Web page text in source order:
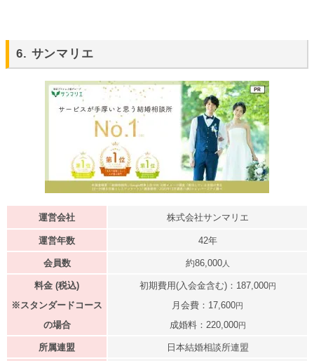
6. サンマリエ
運営会社 株式会社サンマリエ
運営年数 42年
会員数 約86,000人
料金 (税込)
※スタンダードコース
の場合
初期費用(入会金含む)：187,000円
月会費：17,600円
成婚料：220,000円
所属連盟 日本結婚相談所連盟